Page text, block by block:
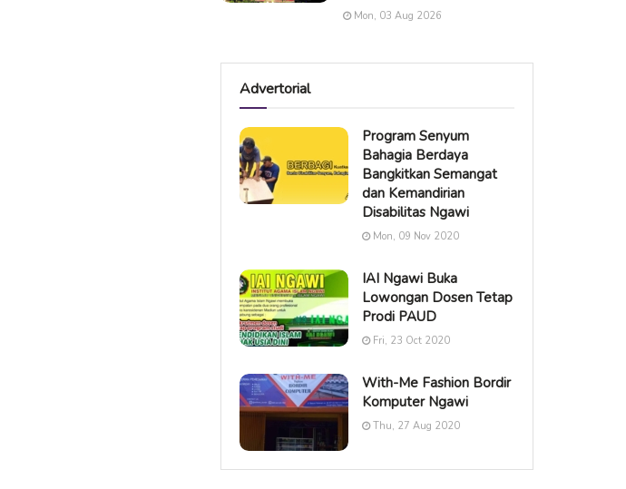
Mon, 03 Aug 2026
Advertorial
Program Senyum
Bahagia Berdaya
Bangkitkan Semangat
dan Kemandirian
Disabilitas Ngawi
Mon, 09 Nov 2020
IAI Ngawi Buka
Lowongan Dosen Tetap
Prodi PAUD
Fri, 23 Oct 2020
With-Me Fashion Bordir
Komputer Ngawi
Thu, 27 Aug 2020